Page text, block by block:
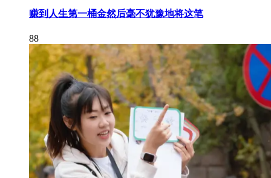
赚到人生第一桶金然后毫不犹豫地将这笔
88